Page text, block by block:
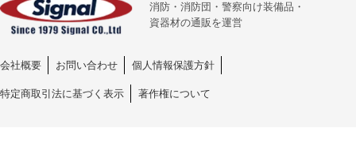
消防・消防団・警察向け装備品・
資器材の通販を運営
会社概要 お問い合わせ 個人情報保護方針
特定商取引法に基づく表示 著作権について